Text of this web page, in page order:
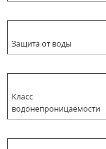
Защита от воды
Класс
водонепроницаемости